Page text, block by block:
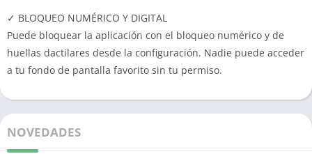
✓ BLOQUEO NUMÉRICO Y DIGITAL
Puede bloquear la aplicación con el bloqueo numérico y de
huellas dactilares desde la configuración. Nadie puede acceder
a tu fondo de pantalla favorito sin tu permiso.
NOVEDADES